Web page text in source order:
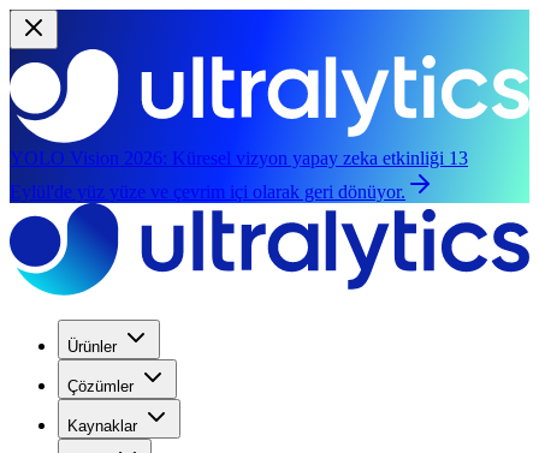
YOLO Vision 2026: Küresel vizyon yapay zeka etkinliği 13
Eylül'de yüz yüze ve çevrim içi olarak geri dönüyor.
Ürünler
Çözümler
Kaynaklar